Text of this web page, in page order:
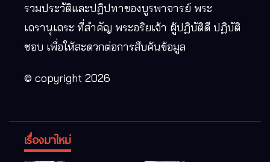
รวมประวัติและปฏิปทาของบูรพาจารย์ พระ
เถรานุเถระ ที่สำคัญ พระอริยเจ้า ผู้ปฏิบัติดี ปฏิบัติ
ชอบ เพื่อให้สะดวกต่อการสืบค้นข้อมูล
© copyright 2026
เรื่องมาใหม่